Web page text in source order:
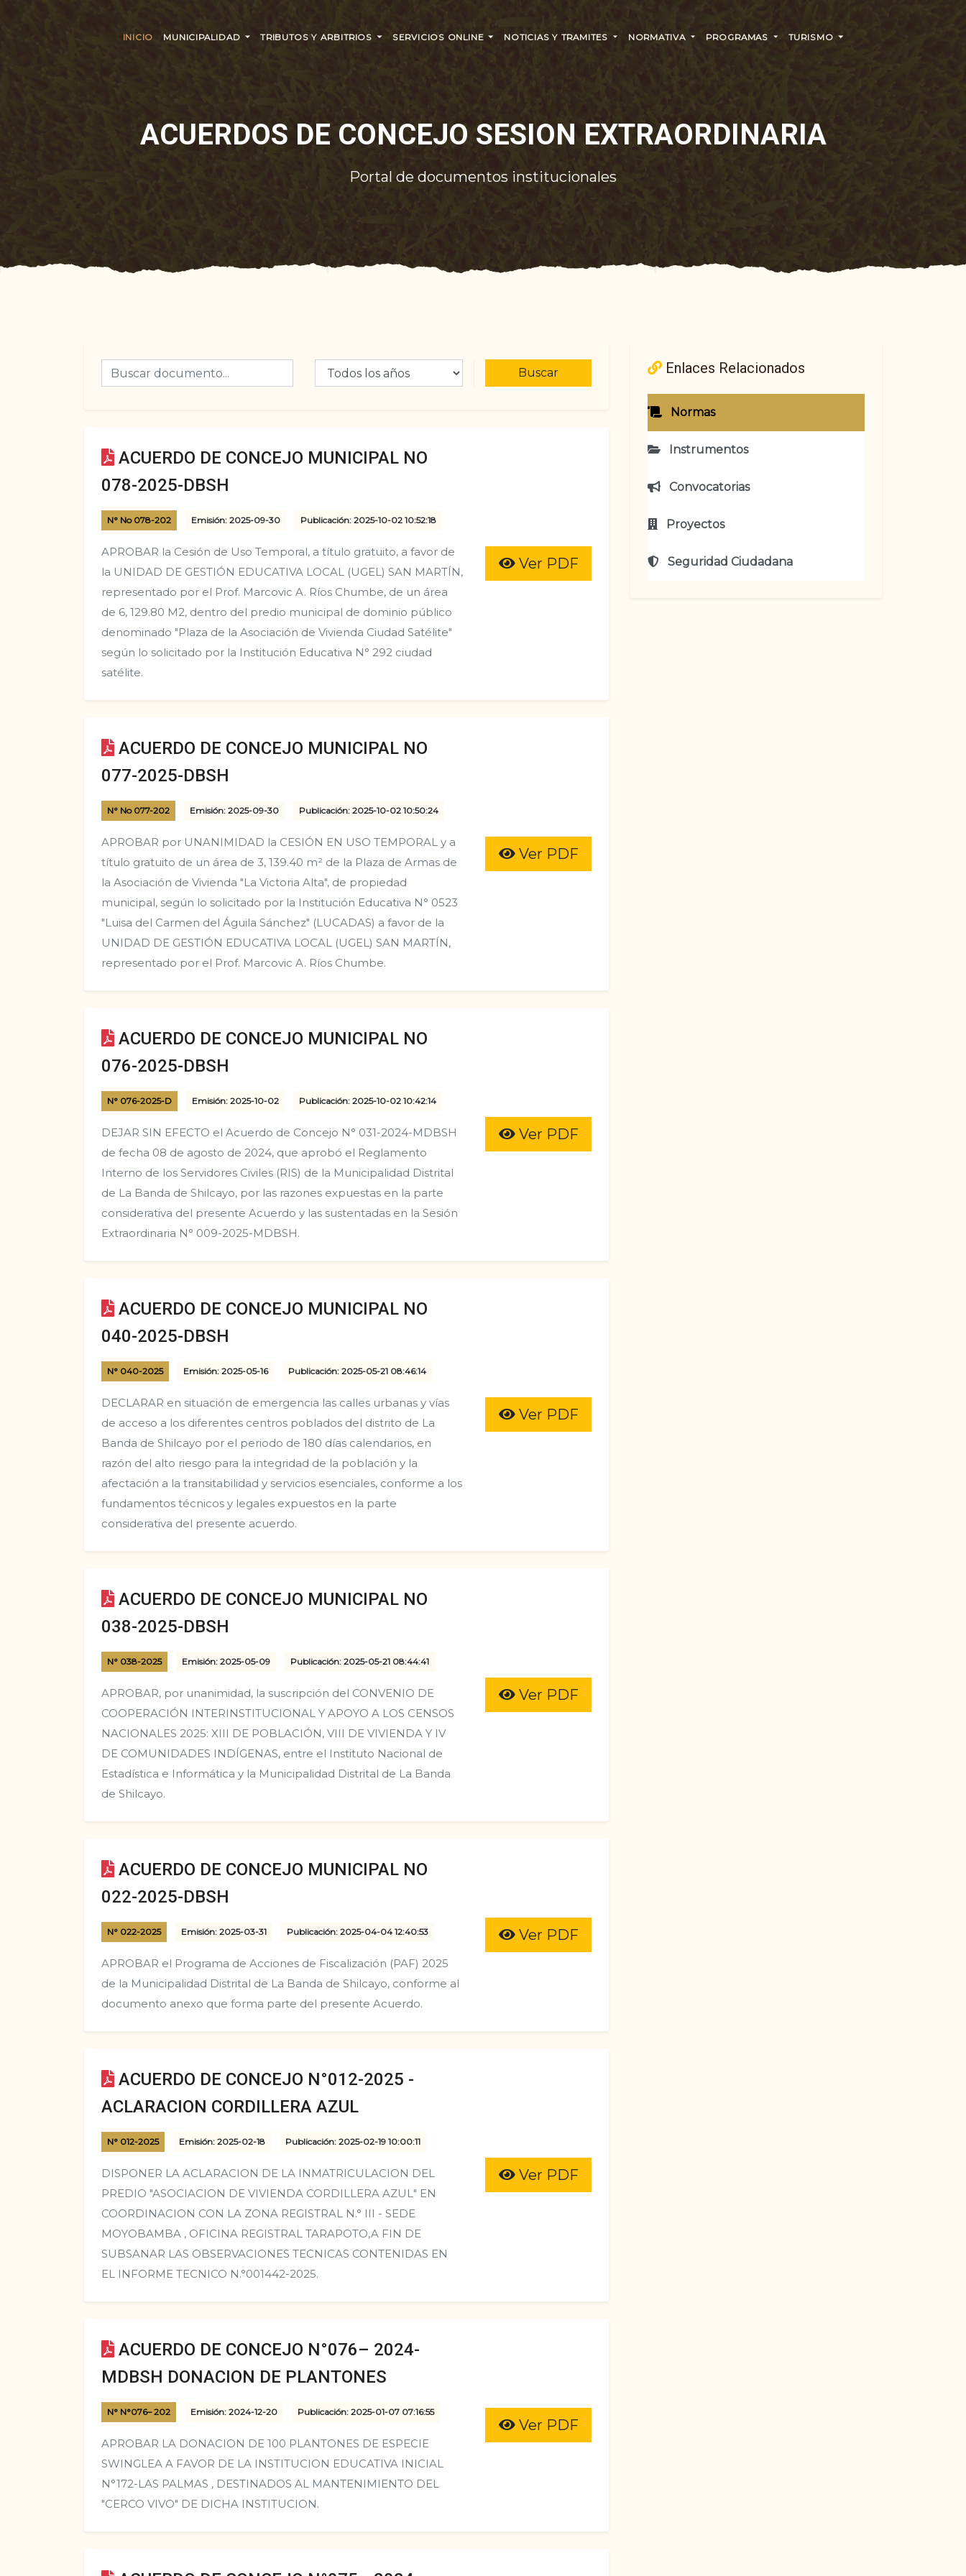
INICIO MUNICIPALIDAD TRIBUTOS Y ARBITRIOS SERVICIOS ONLINE NOTICIAS Y TRAMITES NORMATIVA PROGRAMAS TURISMO
ACUERDOS DE CONCEJO SESION EXTRAORDINARIA
Portal de documentos institucionales
Buscar
ACUERDO DE CONCEJO MUNICIPAL NO
078-2025-DBSH
N° No 078-202 Emisión: 2025-09-30 Publicación: 2025-10-02 10:52:18
APROBAR la Cesión de Uso Temporal, a título gratuito, a favor de
la UNIDAD DE GESTIÓN EDUCATIVA LOCAL (UGEL) SAN MARTÍN,
representado por el Prof. Marcovic A. Ríos Chumbe, de un área
de 6, 129.80 M2, dentro del predio municipal de dominio público
denominado "Plaza de la Asociación de Vivienda Ciudad Satélite"
según lo solicitado por la Institución Educativa N° 292 ciudad
satélite.
Ver PDF
ACUERDO DE CONCEJO MUNICIPAL NO
077-2025-DBSH
N° No 077-202 Emisión: 2025-09-30 Publicación: 2025-10-02 10:50:24
APROBAR por UNANIMIDAD la CESIÓN EN USO TEMPORAL y a
título gratuito de un área de 3, 139.40 m² de la Plaza de Armas de
la Asociación de Vivienda "La Victoria Alta", de propiedad
municipal, según lo solicitado por la Institución Educativa N° 0523
"Luisa del Carmen del Águila Sánchez" (LUCADAS) a favor de la
UNIDAD DE GESTIÓN EDUCATIVA LOCAL (UGEL) SAN MARTÍN,
representado por el Prof. Marcovic A. Ríos Chumbe.
Ver PDF
ACUERDO DE CONCEJO MUNICIPAL NO
076-2025-DBSH
N° 076-2025-D Emisión: 2025-10-02 Publicación: 2025-10-02 10:42:14
DEJAR SIN EFECTO el Acuerdo de Concejo N° 031-2024-MDBSH
de fecha 08 de agosto de 2024, que aprobó el Reglamento
Interno de los Servidores Civiles (RIS) de la Municipalidad Distrital
de La Banda de Shilcayo, por las razones expuestas en la parte
considerativa del presente Acuerdo y las sustentadas en la Sesión
Extraordinaria N° 009-2025-MDBSH.
Ver PDF
ACUERDO DE CONCEJO MUNICIPAL NO
040-2025-DBSH
N° 040-2025 Emisión: 2025-05-16 Publicación: 2025-05-21 08:46:14
DECLARAR en situación de emergencia las calles urbanas y vías
de acceso a los diferentes centros poblados del distrito de La
Banda de Shilcayo por el periodo de 180 días calendarios, en
razón del alto riesgo para la integridad de la población y la
afectación a la transitabilidad y servicios esenciales, conforme a los
fundamentos técnicos y legales expuestos en la parte
considerativa del presente acuerdo.
Ver PDF
ACUERDO DE CONCEJO MUNICIPAL NO
038-2025-DBSH
N° 038-2025 Emisión: 2025-05-09 Publicación: 2025-05-21 08:44:41
APROBAR, por unanimidad, la suscripción del CONVENIO DE
COOPERACIÓN INTERINSTITUCIONAL Y APOYO A LOS CENSOS
NACIONALES 2025: XIII DE POBLACIÓN, VIII DE VIVIENDA Y IV
DE COMUNIDADES INDÍGENAS, entre el Instituto Nacional de
Estadística e Informática y la Municipalidad Distrital de La Banda
de Shilcayo.
Ver PDF
ACUERDO DE CONCEJO MUNICIPAL NO
022-2025-DBSH
N° 022-2025 Emisión: 2025-03-31 Publicación: 2025-04-04 12:40:53
APROBAR el Programa de Acciones de Fiscalización (PAF) 2025
de la Municipalidad Distrital de La Banda de Shilcayo, conforme al
documento anexo que forma parte del presente Acuerdo.
Ver PDF
ACUERDO DE CONCEJO N°012-2025 -
ACLARACION CORDILLERA AZUL
N° 012-2025 Emisión: 2025-02-18 Publicación: 2025-02-19 10:00:11
DISPONER LA ACLARACION DE LA INMATRICULACION DEL
PREDIO "ASOCIACION DE VIVIENDA CORDILLERA AZUL" EN
COORDINACION CON LA ZONA REGISTRAL N.° III - SEDE
MOYOBAMBA , OFICINA REGISTRAL TARAPOTO,A FIN DE
SUBSANAR LAS OBSERVACIONES TECNICAS CONTENIDAS EN
EL INFORME TECNICO N.°001442-2025.
Ver PDF
ACUERDO DE CONCEJO N°076– 2024-
MDBSH DONACION DE PLANTONES
N° N°076– 202 Emisión: 2024-12-20 Publicación: 2025-01-07 07:16:55
APROBAR LA DONACION DE 100 PLANTONES DE ESPECIE
SWINGLEA A FAVOR DE LA INSTITUCION EDUCATIVA INICIAL
N°172-LAS PALMAS , DESTINADOS AL MANTENIMIENTO DEL
"CERCO VIVO" DE DICHA INSTITUCION.
Ver PDF
Enlaces Relacionados
Normas
Instrumentos
Convocatorias
Proyectos
Seguridad Ciudadana